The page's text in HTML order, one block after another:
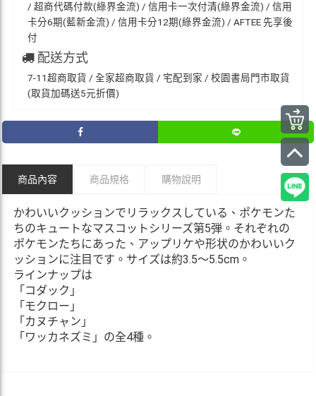
/ 超商代碼付款(綠界金流) / 信用卡一次付清(綠界金流) / 信用
卡分6期(藍新金流) / 信用卡分12期(綠界金流) / AFTEE 先享後
付
配送方式
7-11超商取貨 / 全家超商取貨 / 宅配到家 / 校園書局門市取貨
(取貨加碼送5元折價)
商品內容 商品規格 購物說明
かわいいクッションでリラックスしている、ポケモンた
ちのキュートなマスコットシリーズ第5弾。それぞれの
ポケモンたちにあった、アップリケや形状のかわいいク
ッションに注目です。サイズは約3.5〜5.5cm。
ラインナップは
「コダック」
「モクロー」
「カヌチャン」
「ワッカネズミ」の全4種。